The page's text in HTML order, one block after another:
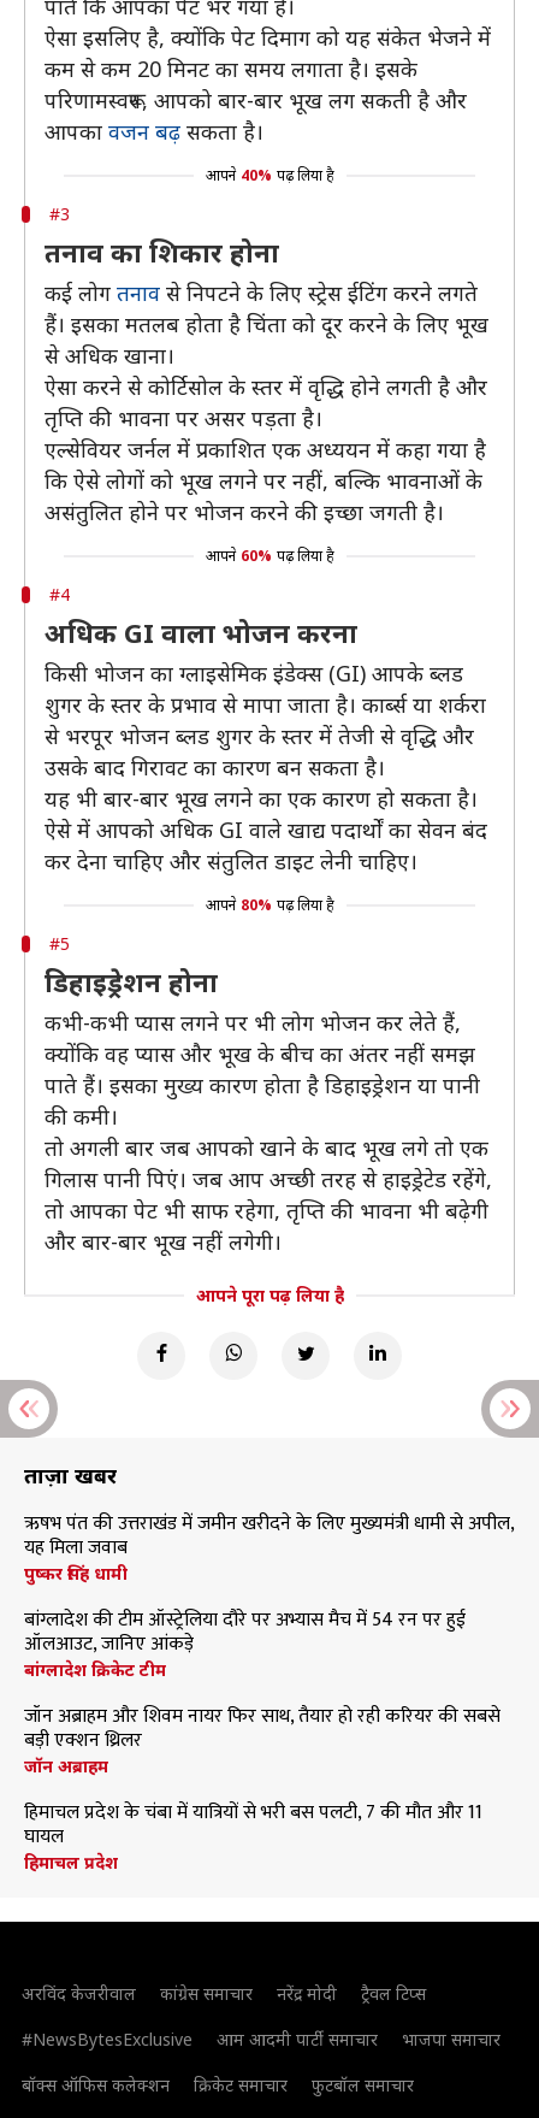
पाते कि आपका पेट भर गया है।
ऐसा इसलिए है, क्योंकि पेट दिमाग को यह संकेत भेजने में
कम से कम 20 मिनट का समय लगाता है। इसके
परिणामस्वरूप, आपको बार-बार भूख लग सकती है और
आपका वजन बढ़ सकता है।
आपने 40% पढ़ लिया है
#3
तनाव का शिकार होना
कई लोग तनाव से निपटने के लिए स्ट्रेस ईटिंग करने लगते
हैं। इसका मतलब होता है चिंता को दूर करने के लिए भूख
से अधिक खाना।
ऐसा करने से कोर्टिसोल के स्तर में वृद्धि होने लगती है और
तृप्ति की भावना पर असर पड़ता है।
एल्सेवियर जर्नल में प्रकाशित एक अध्ययन में कहा गया है
कि ऐसे लोगों को भूख लगने पर नहीं, बल्कि भावनाओं के
असंतुलित होने पर भोजन करने की इच्छा जगती है।
आपने 60% पढ़ लिया है
#4
अधिक GI वाला भोजन करना
किसी भोजन का ग्लाइसेमिक इंडेक्स (GI) आपके ब्लड
शुगर के स्तर के प्रभाव से मापा जाता है। कार्ब्स या शर्करा
से भरपूर भोजन ब्लड शुगर के स्तर में तेजी से वृद्धि और
उसके बाद गिरावट का कारण बन सकता है।
यह भी बार-बार भूख लगने का एक कारण हो सकता है।
ऐसे में आपको अधिक GI वाले खाद्य पदार्थों का सेवन बंद
कर देना चाहिए और संतुलित डाइट लेनी चाहिए।
आपने 80% पढ़ लिया है
#5
डिहाइड्रेशन होना
कभी-कभी प्यास लगने पर भी लोग भोजन कर लेते हैं,
क्योंकि वह प्यास और भूख के बीच का अंतर नहीं समझ
पाते हैं। इसका मुख्य कारण होता है डिहाइड्रेशन या पानी
की कमी।
तो अगली बार जब आपको खाने के बाद भूख लगे तो एक
गिलास पानी पिएं। जब आप अच्छी तरह से हाइड्रेटेड रहेंगे,
तो आपका पेट भी साफ रहेगा, तृप्ति की भावना भी बढ़ेगी
और बार-बार भूख नहीं लगेगी।
आपने पूरा पढ़ लिया है
ताज़ा खबरें
ऋषभ पंत की उत्तराखंड में जमीन खरीदने के लिए मुख्यमंत्री धामी से अपील,
यह मिला जवाब
पुष्कर सिंह धामी
बांग्लादेश की टीम ऑस्ट्रेलिया दौरे पर अभ्यास मैच में 54 रन पर हुई
ऑलआउट, जानिए आंकड़े
बांग्लादेश क्रिकेट टीम
जॉन अब्राहम और शिवम नायर फिर साथ, तैयार हो रही करियर की सबसे
बड़ी एक्शन थ्रिलर
जॉन अब्राहम
हिमाचल प्रदेश के चंबा में यात्रियों से भरी बस पलटी, 7 की मौत और 11
घायल
हिमाचल प्रदेश
अरविंद केजरीवाल कांग्रेस समाचार नरेंद्र मोदी
ट्रैवल टिप्स
#NewsBytesExclusive
आम आदमी पार्टी समाचार
भाजपा समाचार
बॉक्स ऑफिस कलेक्शन
क्रिकेट समाचार फुटबॉल समाचार